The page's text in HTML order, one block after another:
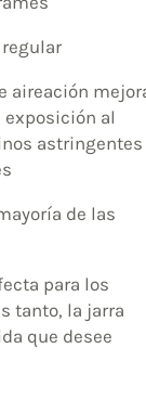
aireación
al
astringentes
de las
para los
tanto, la jarra
que desee